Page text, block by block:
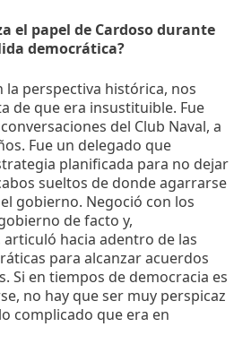
el papel de Cardoso durante
democrática?
la perspectiva histórica, nos
de que era insustituible. Fue
del Club Naval, a
Fue un delegado que
planificada para no dejar
sueltos de donde agarrarse
gobierno. Negoció con los
de facto y,
hacia adentro de las
para alcanzar acuerdos
Si en tiempos de democracia es
no hay que ser muy perspicaz
complicado que era en